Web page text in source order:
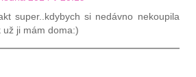
super..kdybych si nedávno nekoupila
už ji mám doma:)